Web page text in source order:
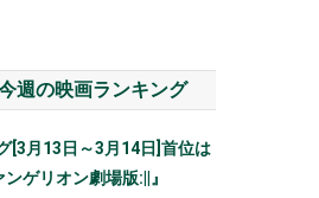
週の映画ランキング
[3月13日～3月14日]首位は
ンゲリオン劇場版:||』